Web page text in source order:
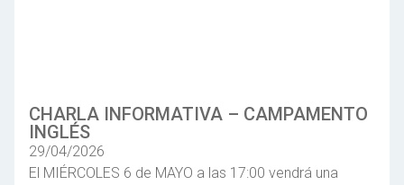
CHARLA INFORMATIVA – CAMPAMENTO
INGLÉS
29/04/2026
El MIÉRCOLES 6 de MAYO a las 17:00 vendrá una